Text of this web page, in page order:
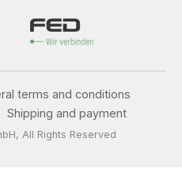
terms and conditions
Shipping and payment
All Rights Reserved